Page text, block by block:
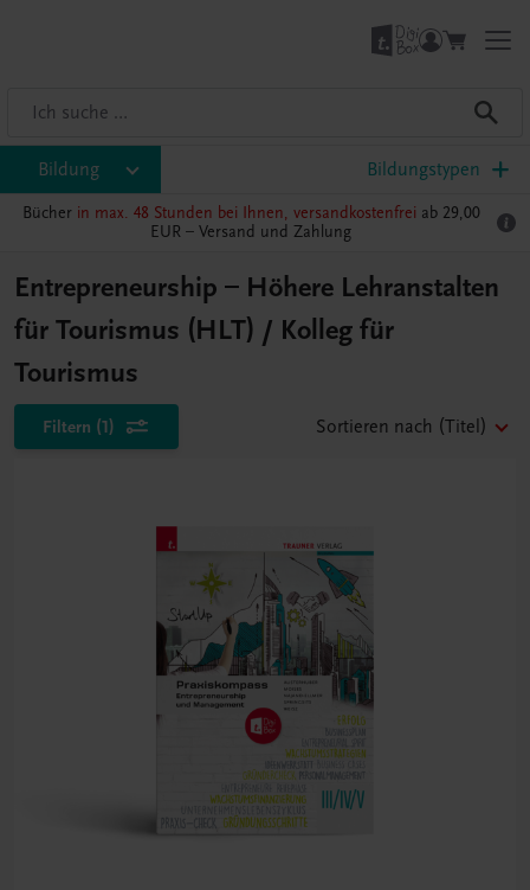
Bildung Bildungstypen
Bücher in max. 48 Stunden bei Ihnen, versandkostenfrei ab 29,00
EUR – Versand und Zahlung
Entrepreneurship – Höhere Lehranstalten
für Tourismus (HLT) / Kolleg für
Tourismus
Filtern (1) Sortieren nach (Titel)